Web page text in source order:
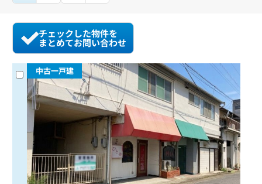
チェックした物件を
まとめてお問い合わせ
中古一戸建